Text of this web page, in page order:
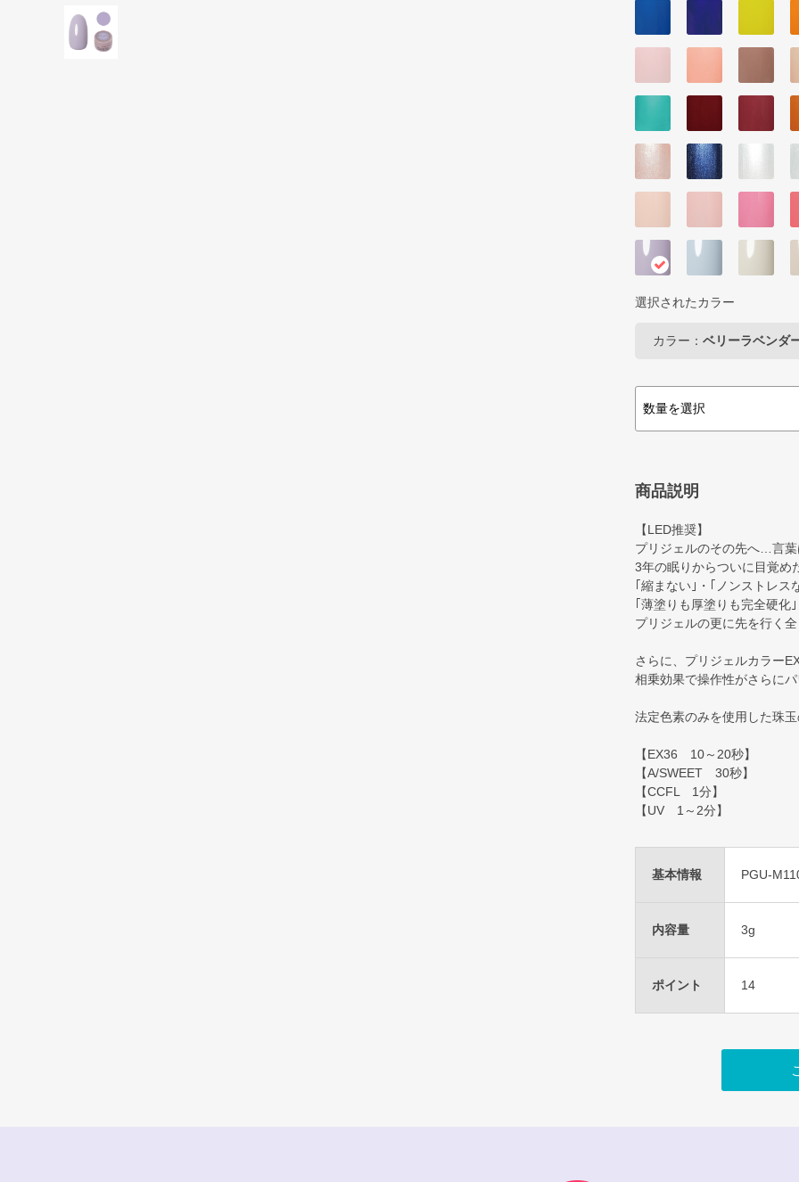
選択されたカラー
カラー： ベリーラベンダ
商品説明
【LED推奨】
プリジェルのその先へ…言
3年の眠りからついに目覚め
｢縮まない｣・｢ノンストレス
｢薄塗りも厚塗りも完全硬
プリジェルの更に先を行く
さらに、プリジェルカラー
相乗効果で操作性がさらに
法定色素のみを使用した珠
【EX36 10～20秒】
【A/SWEET 30秒】
【CCFL 1分】
【UV 1～2分】
基本情報 PGU-
内容量 3g
ポイント 14